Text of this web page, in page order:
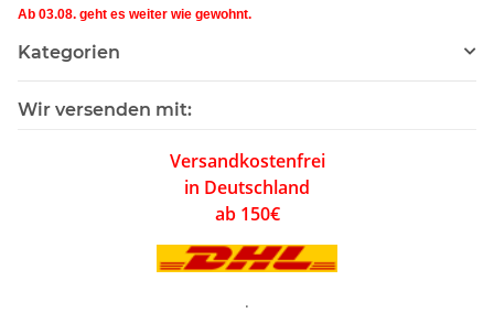
Ab 03.08. geht es weiter wie gewohnt.
Kategorien
Wir versenden mit:
Versandkostenfrei
in Deutschland
ab 150€
.